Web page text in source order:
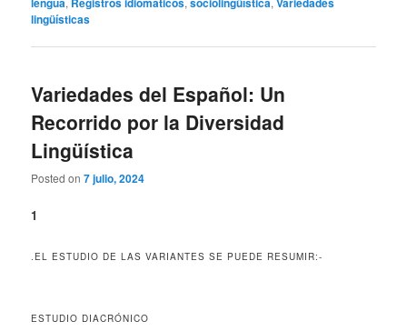
lingüísticas
Variedades del Español: Un
Recorrido por la Diversidad
Lingüística
Posted on7 julio, 2024
1
.EL ESTUDIO DE LAS VARIANTES SE PUEDE RESUMIR:-
ESTUDIO DIACRÓNICO